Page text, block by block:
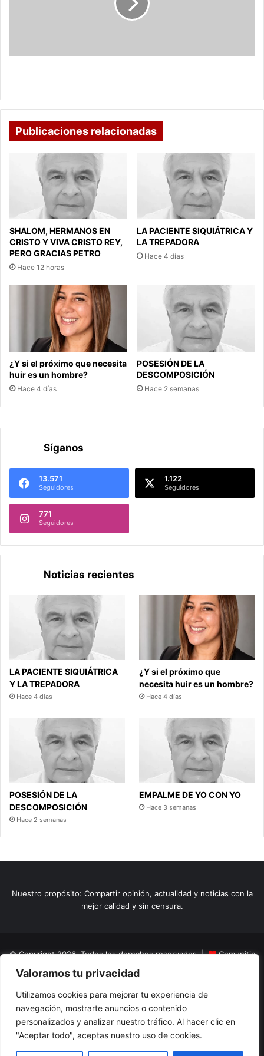
Valoramos tu privacidad
Utilizamos cookies para mejorar tu experiencia de
navegación, mostrarte anuncios o contenido
personalizados y analizar nuestro tráfico. Al hacer clic en
"Aceptar todo", aceptas nuestro uso de cookies.
el
Publicaciones relacionadas
SHALOM, HERMANOS EN
CRISTO Y VIVA CRISTO REY,
PERO GRACIAS PETRO
Hace 12 horas
LA PACIENTE SIQUIÁTRICA Y
LA TREPADORA
Hace 4 días
¿Y si el próximo que necesita
huir es un hombre?
Hace 4 días
POSESIÓN DE LA
DESCOMPOSICIÓN
Hace 2 semanas
Síganos
13.571
Seguidores
1.122
Seguidores
771
Seguidores
Noticias recientes
LA PACIENTE SIQUIÁTRICA
Y LA TREPADORA
Hace 4 días
¿Y si el próximo que
necesita huir es un hombre?
Hace 4 días
POSESIÓN DE LA
DESCOMPOSICIÓN
Hace 2 semanas
EMPALME DE YO CON YO
Hace 3 semanas
Nuestro propósito: Compartir opinión, actualidad y noticias con la
mejor calidad y sin censura.
© Copyright 2026, Todos los derechos reservados |
Comunitic
SAS BICNit 901228106
Home
Actualidad Variedades Opinion Turismo
El Tinteadero
Caricaturas Reportajes
FacebookYouTubeInstagram